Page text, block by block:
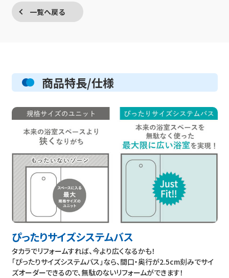
一覧へ戻る
商品特長/仕様
ぴったりサイズシステムバス
タカラでリフォームすれば、今より広くなるかも！
「ぴったりサイズシステムバス」なら、間口・奥行が2.5cm刻みでサイ
ズオーダーできるので、無駄のないリフォームができます！